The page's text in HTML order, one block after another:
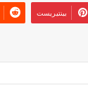
بينتيريست